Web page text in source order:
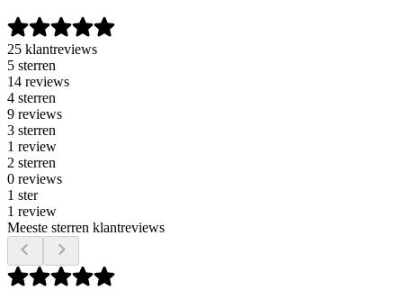
25 klantreviews
5 sterren
14 reviews
4 sterren
9 reviews
3 sterren
1 review
2 sterren
0 reviews
1 ster
1 review
Meeste sterren klantreviews